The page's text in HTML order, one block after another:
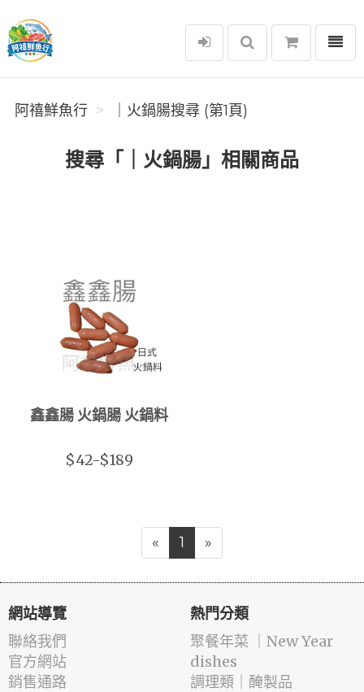
阿禧鮮魚行
選單
阿禧鮮魚行 ｜火鍋腸搜尋 (第1頁)
搜尋「｜火鍋腸」相關商品
鑫鑫腸 火鍋腸 火鍋料
$42-$189
« 1 »
網站導覽
聯絡我們
官方網站
銷售通路
熱門分類
️聚餐年菜 ｜New Year
dishes
️調理類｜醃製品